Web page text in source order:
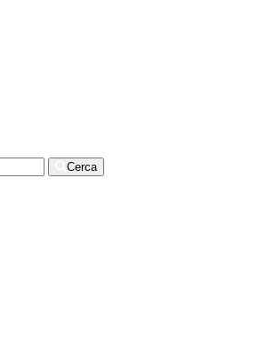
Cerca